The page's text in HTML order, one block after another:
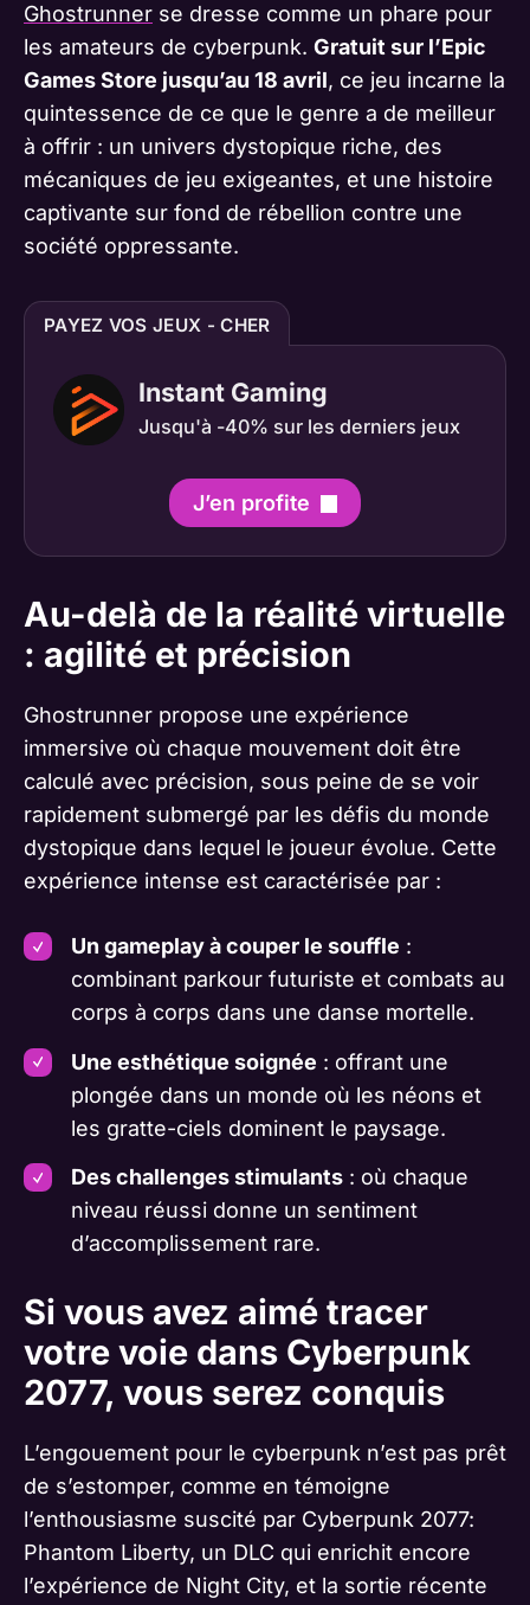
Ghostrunner se dresse comme un phare pour
les amateurs de cyberpunk. Gratuit sur l’Epic
Games Store jusqu’au 18 avril, ce jeu incarne la
quintessence de ce que le genre a de meilleur
à offrir : un univers dystopique riche, des
mécaniques de jeu exigeantes, et une histoire
captivante sur fond de rébellion contre une
société oppressante.
PAYEZ VOS JEUX - CHER
Instant Gaming
Jusqu'à -40% sur les derniers jeux
J’en profite
Au-delà de la réalité virtuelle
: agilité et précision
Ghostrunner propose une expérience
immersive où chaque mouvement doit être
calculé avec précision, sous peine de se voir
rapidement submergé par les défis du monde
dystopique dans lequel le joueur évolue. Cette
expérience intense est caractérisée par :
Un gameplay à couper le souffle :
combinant parkour futuriste et combats au
corps à corps dans une danse mortelle.
Une esthétique soignée : offrant une
plongée dans un monde où les néons et
les gratte-ciels dominent le paysage.
Des challenges stimulants: où chaque
niveau réussi donne un sentiment
d’accomplissement rare.
Si vous avez aimé tracer
votre voie dans Cyberpunk
2077, vous serez conquis
L’engouement pour le cyberpunk n’est pas prêt
de s’estomper, comme en témoigne
l’enthousiasme suscité par Cyberpunk 2077:
Phantom Liberty, un DLC qui enrichit encore
l’expérience de Night City, et la sortie récente